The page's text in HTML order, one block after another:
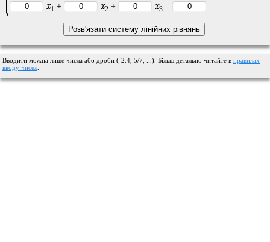
x1 + x2 + x3 =
Вводити можна лише числа або дроби (-2.4, 5/7, ...). Більш детально читайте в правилах
вводу чисел